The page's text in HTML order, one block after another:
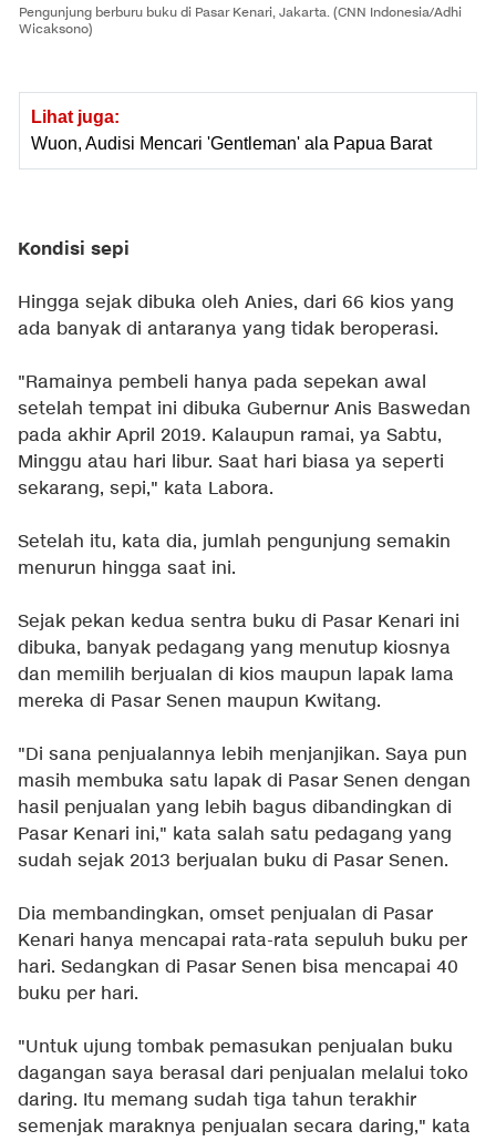
Pengunjung berburu buku di Pasar Kenari, Jakarta. (CNN Indonesia/Adhi
Wicaksono)
Lihat juga:
Wuon, Audisi Mencari 'Gentleman' ala Papua Barat
Kondisi sepi
Hingga sejak dibuka oleh Anies, dari 66 kios yang
ada banyak di antaranya yang tidak beroperasi.
"Ramainya pembeli hanya pada sepekan awal
setelah tempat ini dibuka Gubernur Anis Baswedan
pada akhir April 2019. Kalaupun ramai, ya Sabtu,
Minggu atau hari libur. Saat hari biasa ya seperti
sekarang, sepi," kata Labora.
Setelah itu, kata dia, jumlah pengunjung semakin
menurun hingga saat ini.
Sejak pekan kedua sentra buku di Pasar Kenari ini
dibuka, banyak pedagang yang menutup kiosnya
dan memilih berjualan di kios maupun lapak lama
mereka di Pasar Senen maupun Kwitang.
"Di sana penjualannya lebih menjanjikan. Saya pun
masih membuka satu lapak di Pasar Senen dengan
hasil penjualan yang lebih bagus dibandingkan di
Pasar Kenari ini," kata salah satu pedagang yang
sudah sejak 2013 berjualan buku di Pasar Senen.
Dia membandingkan, omset penjualan di Pasar
Kenari hanya mencapai rata-rata sepuluh buku per
hari. Sedangkan di Pasar Senen bisa mencapai 40
buku per hari.
"Untuk ujung tombak pemasukan penjualan buku
dagangan saya berasal dari penjualan melalui toko
daring. Itu memang sudah tiga tahun terakhir
semenjak maraknya penjualan secara daring," kata